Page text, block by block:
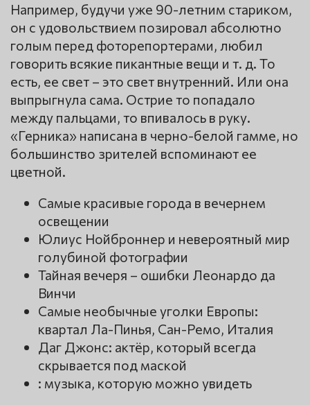
Например, будучи уже 90-летним стариком,
он с удовольствием позировал абсолютно
голым перед фоторепортерами, любил
говорить всякие пикантные вещи и т. д. То
есть, ее свет – это свет внутренний. Или она
выпрыгнула сама. Острие то попадало
между пальцами, то впивалось в руку.
«Герника» написана в черно-белой гамме, но
большинство зрителей вспоминают ее
цветной.
Самые красивые города в вечернем
освещении
Юлиус Нойброннер и невероятный мир
голубиной фотографии
Тайная вечеря – ошибки Леонардо да
Винчи
Самые необычные уголки Европы:
квартал Ла-Пинья, Сан-Ремо, Италия
Даг Джонс: актёр, который всегда
скрывается под маской
: музыка, которую можно увидеть